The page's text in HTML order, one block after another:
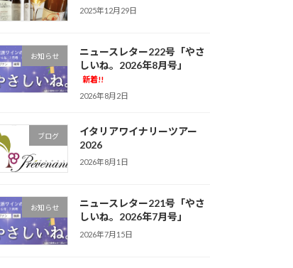
2025年12月29日
お知らせ
ニュースレター222号「やさ
しいね。2026年8月号」
新着!!
2026年8月2日
ブログ
イタリアワイナリーツアー
2026
2026年8月1日
お知らせ
ニュースレター221号「やさ
しいね。2026年7月号」
2026年7月15日